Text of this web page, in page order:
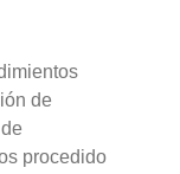
de
procedido